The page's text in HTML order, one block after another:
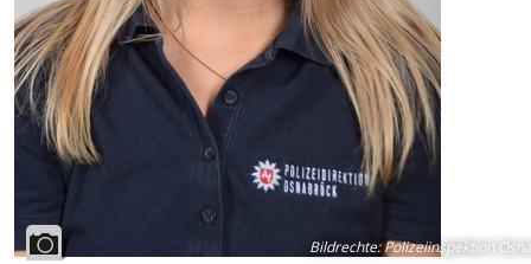
Bildrechte:Polizeiinspektion